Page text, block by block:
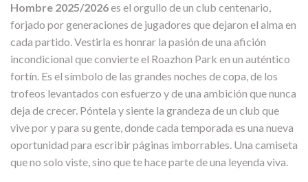
Hombre 2025/2026es el orgullo de un club centenario,
forjado por generaciones de jugadores que dejaron el alma en
cada partido. Vestirla es honrar la pasión de una afición
incondicional que convierte el Roazhon Park en un auténtico
fortín. Es el símbolo de las grandes noches de copa, de los
trofeos levantados con esfuerzo y de una ambición que nunca
deja de crecer. Póntela y siente la grandeza de un club que
vive por y para su gente, donde cada temporada es una nueva
oportunidad para escribir páginas imborrables. Una camiseta
que no solo viste, sino que te hace parte de una leyenda viva.